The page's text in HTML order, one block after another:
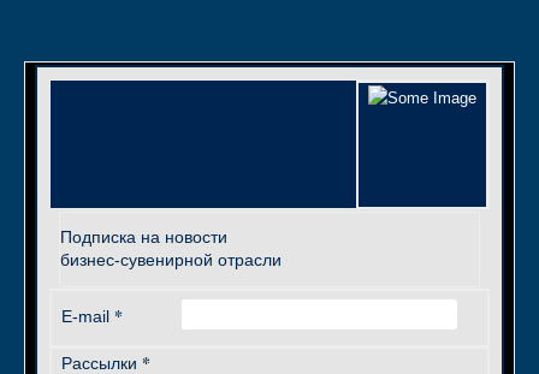
Подписка на новости
бизнес-сувенирной отрасли
E-mail *
Рассылки *